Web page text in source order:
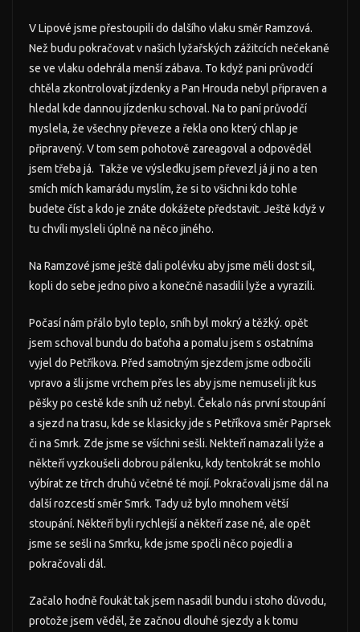
V Lipové jsme přestoupili do dalšího vlaku směr Ramzová.
Než budu pokračovat v našich lyžařských zážitcích nečekaně
se ve vlaku odehrála menší zábava. To když pani průvodčí
chtěla zkontrolovat jízdenky a Pan Hrouda nebyl připraven a
hledal kde dannou jízdenku schoval. Na to paní průvodčí
myslela, že všechny převeze a řekla ono který chlap je
připravený. V tom sem pohotově zareagoval a odpověděl
jsem třeba já. Takže ve výsledku jsem převezl já ji no a ten
smích mích kamarádu myslím, že si to všichni kdo tohle
budete číst a kdo je znáte dokážete představit. Ještě když v
tu chvíli mysleli úplně na něco jiného.
Na Ramzové jsme ještě dali polévku aby jsme měli dost sil,
kopli do sebe jedno pivo a konečně nasadili lyže a vyrazili.
Počasí nám přálo bylo teplo, sníh byl mokrý a těžký. opět
jsem schoval bundu do baťoha a pomalu jsem s ostatníma
vyjel do Petříkova. Před samotným sjezdem jsme odbočili
vpravo a šli jsme vrchem přes les aby jsme nemuseli jít kus
pěšky po cestě kde sníh už nebyl. Čekalo nás první stoupání
a sjezd na trasu, kde se klasicky jde s Petříkova směr Paprsek
či na Smrk. Zde jsme se všíchni sešli. Nekteří namazali lyže a
někteří vyzkoušeli dobrou pálenku, kdy tentokrát se mohlo
výbírat ze třrch druhů včetné té mojí. Pokračovali jsme dál na
další rozcestí směr Smrk. Tady už bylo mnohem větší
stoupání. Někteří byli rychlejší a někteří zase né, ale opět
jsme se sešli na Smrku, kde jsme spočli něco pojedli a
pokračovali dál.
Začalo hodně foukát tak jsem nasadil bundu i stoho důvodu,
protože jsem věděl, že začnou dlouhé sjezdy a k tomu